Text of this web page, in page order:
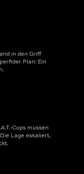
in den Griff
Plan: Ein
Cops müssen
Lage eskaliert,